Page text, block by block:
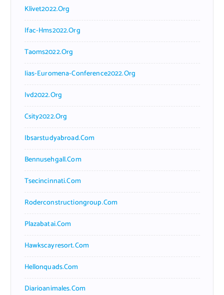
Klivet2022.org
Ifac-Hms2022.org
Taoms2022.org
Iias-Euromena-Conference2022.org
Ivd2022.org
Csity2022.org
Ibsarstudyabroad.com
Bennusehgall.com
Tsecincinnati.com
Roderconstructiongroup.com
Plazabatai.com
Hawkscayresort.com
Hellonquads.com
Diarioanimales.com